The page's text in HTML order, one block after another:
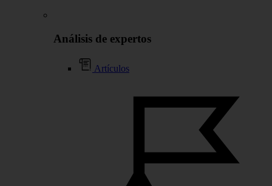
Análisis de expertos
Artículos